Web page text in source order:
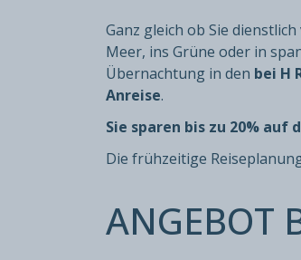
Buchbar bis zu 3 Tage vor
Ganz gleich ob Sie
Meer, ins Grüne oder in
Übernachtung in den bei H
Anreise.
Sie sparen bis zu 20% auf
Die frühzeitige
ANGEBOT